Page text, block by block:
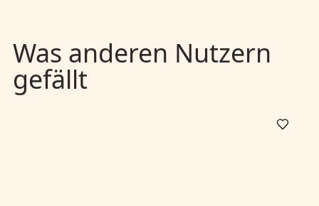
Was anderen Nutzern
gefällt